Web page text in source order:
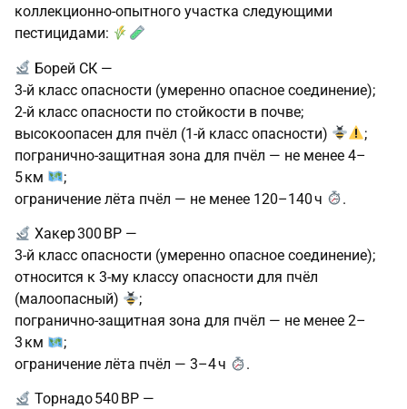
коллекционно‑опытного участка следующими
пестицидами:
Борей СК —
3‑й класс опасности (умеренно опасное соединение);
2‑й класс опасности по стойкости в почве;
высокоопасен для пчёл (1‑й класс опасности)
;
погранично‑защитная зона для пчёл — не менее 4–
5 км
;
ограничение лёта пчёл — не менее 120–140 ч
.
Хакер 300 ВР —
3‑й класс опасности (умеренно опасное соединение);
относится к 3‑му классу опасности для пчёл
(малоопасный)
;
погранично‑защитная зона для пчёл — не менее 2–
3 км
;
ограничение лёта пчёл — 3–4 ч
.
Торнадо 540 ВР —